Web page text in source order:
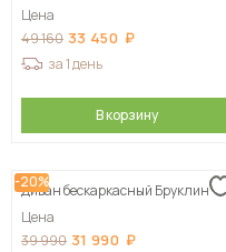
Цена
49 160 33 450
за 1 день
В корзину
-20%
Диван бескаркасный Бруклин
Цена
39 990 31 990